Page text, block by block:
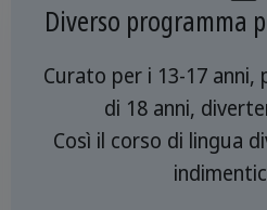
Diverso programma
Curato per i 13-17 anni,
di 18 anni,
Così il corso di lingua